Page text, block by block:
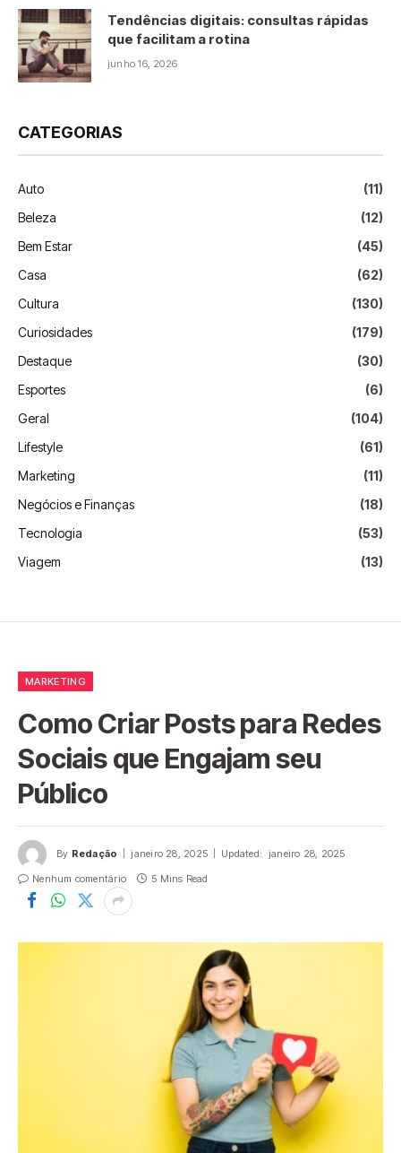
Tendências digitais: consultas rápidas
que facilitam a rotina
junho 16, 2026
CATEGORIAS
Auto
(11)
Beleza
(12)
Bem Estar
(45)
Casa
(62)
Cultura
(130)
Curiosidades
(179)
Destaque
(30)
Esportes
(6)
Geral
(104)
Lifestyle
(61)
Marketing
(11)
Negócios e Finanças
(18)
Tecnologia
(53)
Viagem
(13)
MARKETING
Como Criar Posts para Redes
Sociais que Engajam seu
Público
By Redação janeiro 28, 2025 Updated: janeiro 28, 2025
Nenhum comentário
5 Mins Read